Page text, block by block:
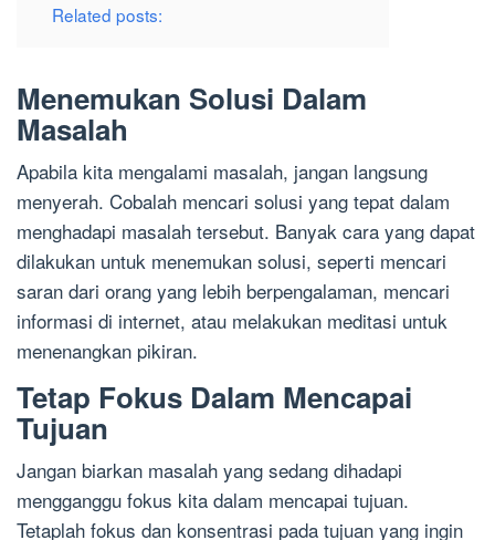
Related posts:
Menemukan Solusi Dalam
Masalah
Apabila kita mengalami masalah, jangan langsung
menyerah. Cobalah mencari solusi yang tepat dalam
menghadapi masalah tersebut. Banyak cara yang dapat
dilakukan untuk menemukan solusi, seperti mencari
saran dari orang yang lebih berpengalaman, mencari
informasi di internet, atau melakukan meditasi untuk
menenangkan pikiran.
Tetap Fokus Dalam Mencapai
Tujuan
Jangan biarkan masalah yang sedang dihadapi
mengganggu fokus kita dalam mencapai tujuan.
Tetaplah fokus dan konsentrasi pada tujuan yang ingin